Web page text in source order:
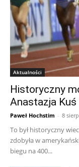
Aktualności
Historyczny
Anastazja
Paweł Hochstim - 8
To był historyczny
zdobyła w
biegu na 400...